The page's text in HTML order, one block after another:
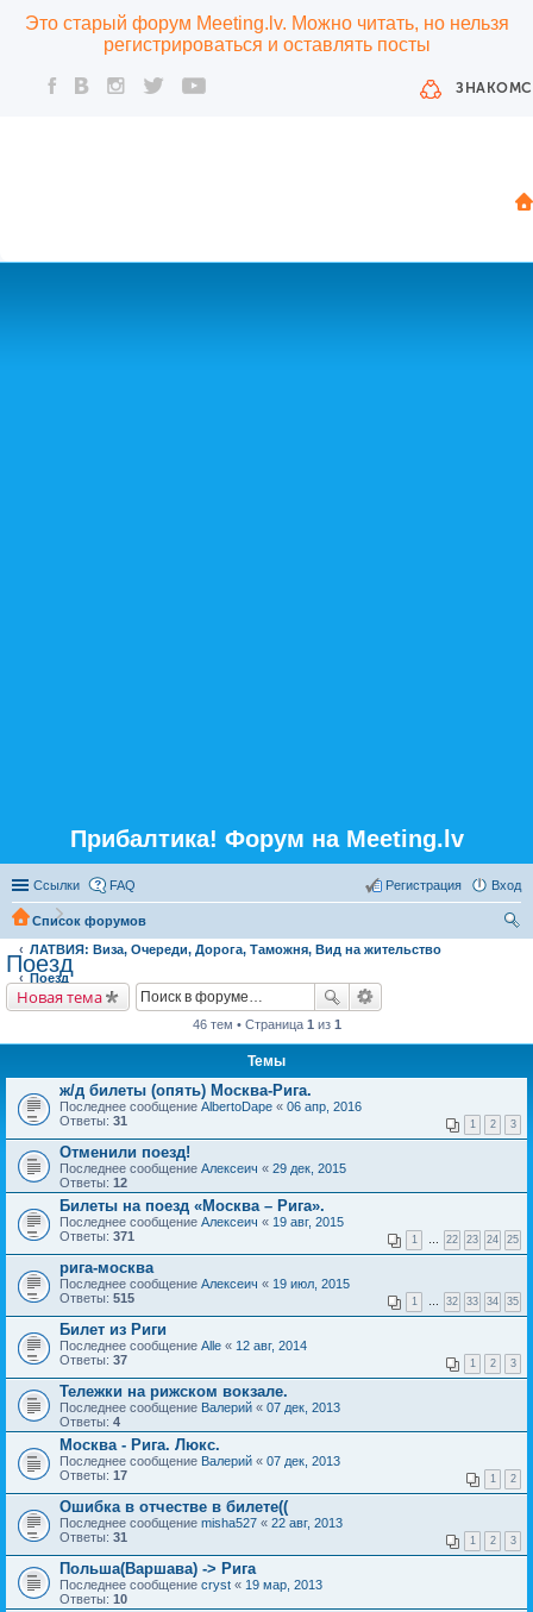
Это старый форум Meeting.lv. Можно читать, но нельзя
регистрироваться и оставлять посты
Прибалтика! Форум на Meeting.lv
Ссылки FAQ Вход
Регистрация
Список форумов
ЛАТВИЯ: Виза, Очереди, Дорога, Таможня, Вид на жительство
Поезд
Поезд
Новая тема
46 тем • Страница 1 из 1
Темы
ж/д билеты (опять) Москва-Рига.
Последнее сообщение AlbertoDape « 06 апр, 2016
Ответы: 31 1 2 3
Отменили поезд!
Последнее сообщение Алексеич « 29 дек, 2015
Ответы: 12
Билеты на поезд «Москва – Рига».
Последнее сообщение Алексеич « 19 авг, 2015
Ответы: 371 1 … 22 23 24 25
рига-москва
Последнее сообщение Алексеич « 19 июл, 2015
Ответы: 515 1 … 32 33 34 35
Билет из Риги
Последнее сообщение Alle « 12 авг, 2014
Ответы: 37 1 2 3
Тележки на рижском вокзале.
Последнее сообщение Валерий « 07 дек, 2013
Ответы: 4
Москва - Рига. Люкс.
Последнее сообщение Валерий « 07 дек, 2013
Ответы: 17 1 2
Ошибка в отчестве в билете((
Последнее сообщение misha527 « 22 авг, 2013
Ответы: 31 1 2 3
Польша(Варшава) -> Рига
Последнее сообщение cryst « 19 мар, 2013
Ответы: 10